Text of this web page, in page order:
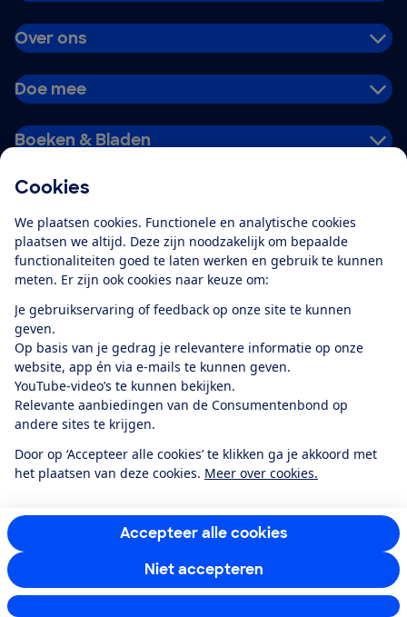
Cookies
We plaatsen cookies. Functionele en analytische cookies
plaatsen we altijd. Deze zijn noodzakelijk om bepaalde
functionaliteiten goed te laten werken en gebruik te kunnen
meten. Er zijn ook cookies naar keuze om:
Je gebruikservaring of feedback op onze site te kunnen
geven.
Op basis van je gedrag je relevantere informatie op onze
website, app én via e-mails te kunnen geven.
YouTube-video’s te kunnen bekijken.
Relevante aanbiedingen van de Consumentenbond op
andere sites te krijgen.
Door op ‘Accepteer alle cookies’ te klikken ga je akkoord met
het plaatsen van deze cookies. Meer over cookies.
Accepteer alle cookies
Niet accepteren
Over ons
Doe mee
Boeken & Bladen
Alles over de
app
Algemene Voorwaarden
Privacyverklaring
Cookiebeleid
Privacyvoorkeuren
Toegankelijkheid
RSS-feed nieuws
Facebook
TwitterInstagram
YoutubeLinkedIn
12.901consumentenbeoordelen de Consumentenbondmet gemiddeld